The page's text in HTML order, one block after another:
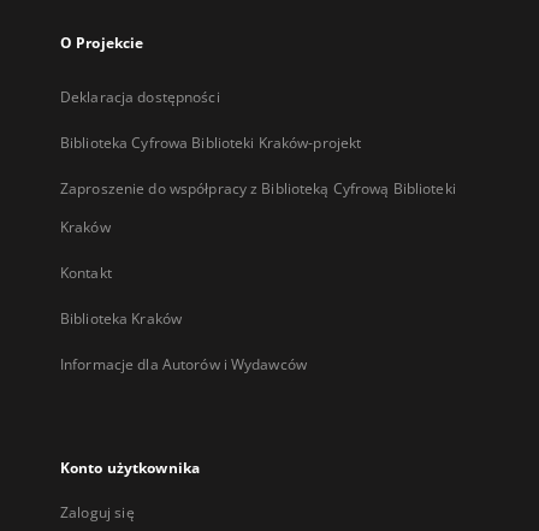
O Projekcie
Deklaracja dostępności
Biblioteka Cyfrowa Biblioteki Kraków-projekt
Zaproszenie do współpracy z Biblioteką Cyfrową Biblioteki
Kraków
Kontakt
Biblioteka Kraków
Informacje dla Autorów i Wydawców
Konto użytkownika
Zaloguj się